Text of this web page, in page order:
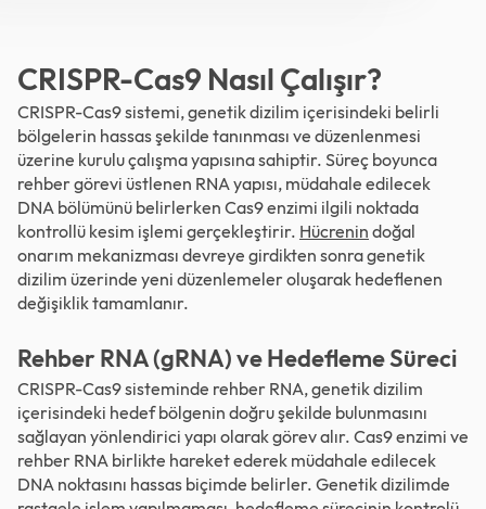
CRISPR-Cas9 Nasıl Çalışır?
CRISPR-Cas9 sistemi, genetik dizilim içerisindeki belirli
bölgelerin hassas şekilde tanınması ve düzenlenmesi
üzerine kurulu çalışma yapısına sahiptir. Süreç boyunca
rehber görevi üstlenen RNA yapısı, müdahale edilecek
DNA bölümünü belirlerken Cas9 enzimi ilgili noktada
kontrollü kesim işlemi gerçekleştirir. Hücrenin doğal
onarım mekanizması devreye girdikten sonra genetik
dizilim üzerinde yeni düzenlemeler oluşarak hedeflenen
değişiklik tamamlanır.
Rehber RNA (gRNA) ve Hedefleme Süreci
CRISPR-Cas9 sisteminde rehber RNA, genetik dizilim
içerisindeki hedef bölgenin doğru şekilde bulunmasını
sağlayan yönlendirici yapı olarak görev alır. Cas9 enzimi ve
rehber RNA birlikte hareket ederek müdahale edilecek
DNA noktasını hassas biçimde belirler. Genetik dizilimde